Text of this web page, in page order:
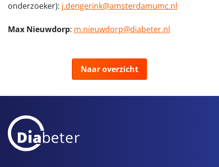
onderzoeker): j.dengerink@amsterdamumc.nl
Max Nieuwdorp: m.nieuwdorp@diabeter.nl
Naar overzicht